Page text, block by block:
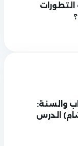
والسنة:
الدرس